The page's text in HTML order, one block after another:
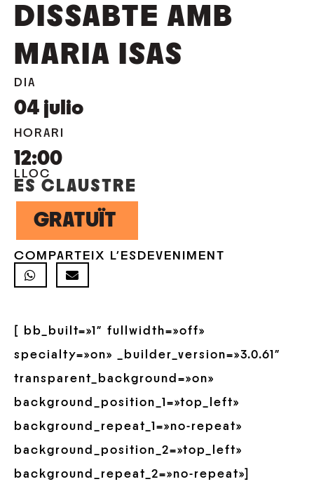
DISSABTE AMB
MARIA ISAS
DIA
04 julio
HORARI
12:00
LLOC
ES CLAUSTRE
GRATUÏT
COMPARTEIX L'ESDEVENIMENT
[ bb_built=»1″ fullwidth=»off»
specialty=»on» _builder_version=»3.0.61″
transparent_background=»on»
background_position_1=»top_left»
background_repeat_1=»no-repeat»
background_position_2=»top_left»
background_repeat_2=»no-repeat»]